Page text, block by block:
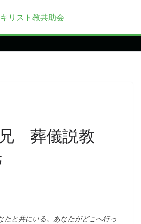
葬儀説教
たと共にいる。あなたがどこへ行っ